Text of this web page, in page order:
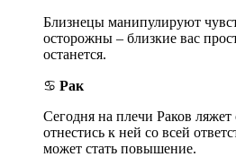
Близнецы манипулируют
осторожны – близкие вас
останется.
♋ Рак
Сегодня на плечи Раков ляжет
отнестись к ней со всей
может стать повышение.